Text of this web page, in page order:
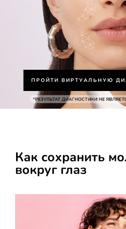
ПРОЙТИ ВИРТУАЛЬНУЮ
Как сохранить
вокруг глаз